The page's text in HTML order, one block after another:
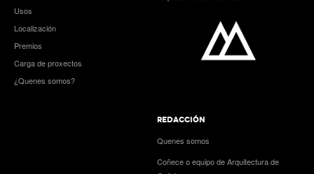
Usos
Localización
Premios
Carga de proxectos
¿Quenes somos?
REDACCIÓN
Quenes somos
Coñece o equipo de Arquitectura de